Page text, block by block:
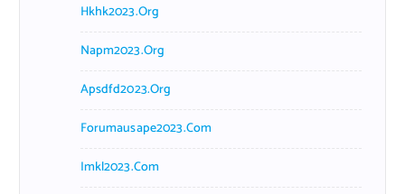
Hkhk2023.org
Napm2023.org
Apsdfd2023.org
Forumausape2023.com
Imkl2023.com